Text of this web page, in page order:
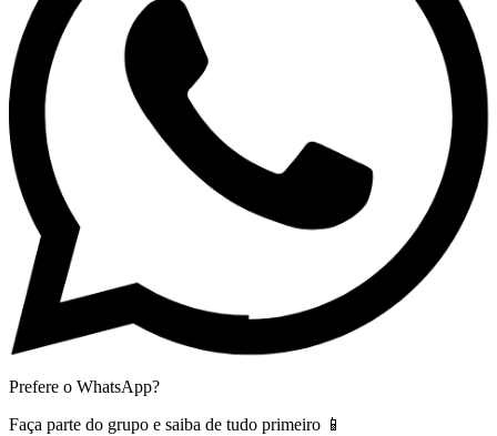
Prefere o WhatsApp?
Faça parte do grupo e saiba de tudo primeiro 📱